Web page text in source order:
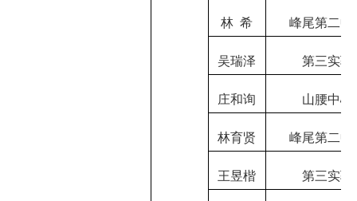
林 希 峰尾第二中
吴瑞泽 第三实验
庄和询 山腰中心
林育贤 峰尾第二中
王昱楷 第三实验